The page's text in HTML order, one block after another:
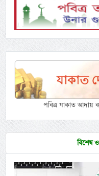
পবিত্র যাকাত আদায়
বিশেষ